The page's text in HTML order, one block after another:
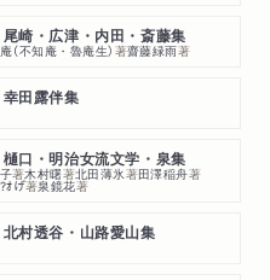
・広津・内田・斎藤集
（不知庵・魯庵生）著齋藤緑雨著
田露伴集
・明治女流文学・泉集
著木村曙著北田薄氷著田澤稲舟著
ｵげ著泉鏡花著
村透谷・山路愛山集